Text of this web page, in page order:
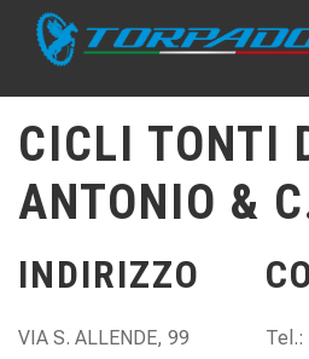
CICLI TONTI
ANTONIO &
INDIRIZZO
VIA S. ALLENDE, 99
Tel.: